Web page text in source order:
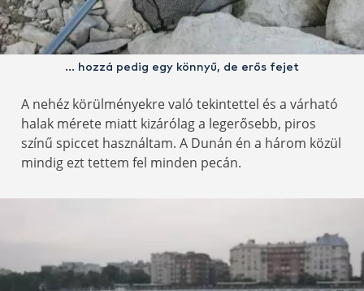
… hozzá pedig egy könnyű, de erős fejet
A nehéz körülményekre való tekintettel és a várható
halak mérete miatt kizárólag a legerősebb, piros
színű spiccet használtam. A Dunán én a három közül
mindig ezt tettem fel minden pecán.